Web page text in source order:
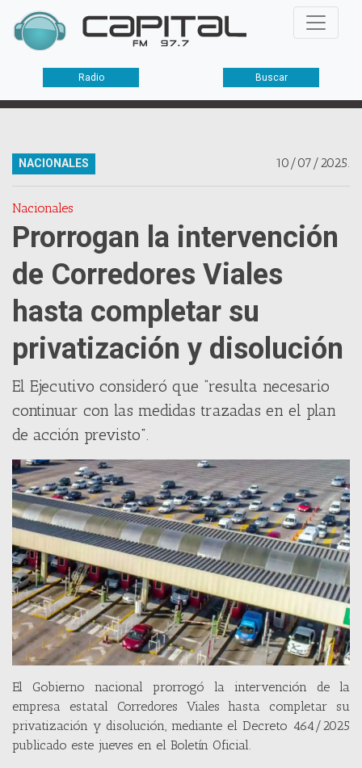
Radio Buscar
10/07/2025.
NACIONALES
Nacionales
Prorrogan la intervención
de Corredores Viales
hasta completar su
privatización y disolución
El Ejecutivo consideró que “resulta necesario
continuar con las medidas trazadas en el plan
de acción previsto".
El Gobierno nacional prorrogó la intervención de la
empresa estatal Corredores Viales hasta completar su
privatización y disolución, mediante el Decreto 464/2025
publicado este jueves en el Boletín Oficial.